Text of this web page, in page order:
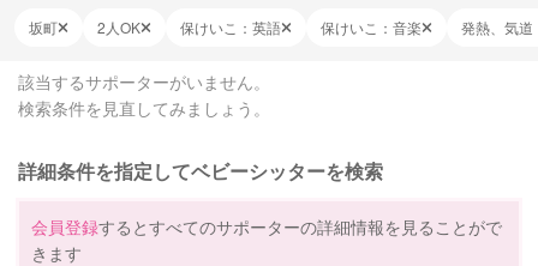
坂町 2人OK 保けいこ：英語 保けいこ：音楽 発熱、気道
該当するサポーターがいません。
検索条件を見直してみましょう。
詳細条件を指定してベビーシッターを検索
会員登録するとすべてのサポーターの詳細情報を見ることがで
きます